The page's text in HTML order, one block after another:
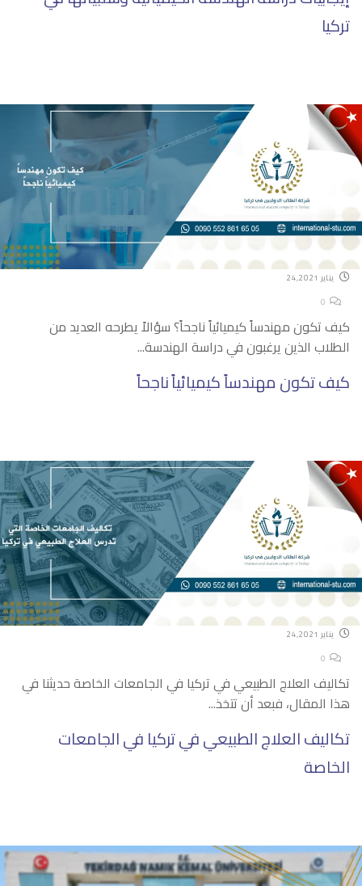
تركيا
يناير 24,2021
كيف تكون مهندساً كيميائياً ناجحاً
كيف تكون مهندساً كيميائياً ناجحاً؟ سؤالاً يطرحه العديد من
الطلاب الذين يرغبون في دراسة الهندسة...
0
يناير 24,2021
تكاليف العلاج الطبيعي في تركيا في الجامعات
الخاصة
تكاليف العلاج الطبيعي في تركيا في الجامعات الخاصة حديثنا في
هذا المقال، فبعد أن تتخذ...
0